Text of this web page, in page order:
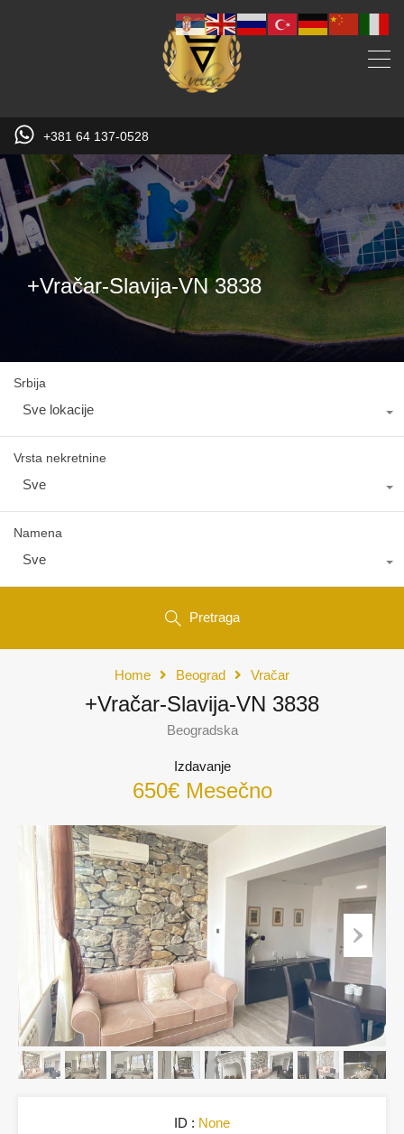
+381 64 137-0528
+Vračar-Slavija-VN 3838
Srbija
Sve lokacije
Vrsta nekretnine
Sve
Namena
Sve
Pretraga
Home Beograd Vračar
+Vračar-Slavija-VN 3838
Beogradska
Izdavanje
650€ Mesečno
ID : None